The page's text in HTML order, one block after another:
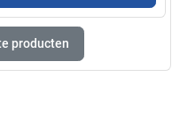
producten